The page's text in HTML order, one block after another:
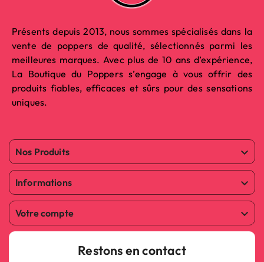
Présents depuis 2013, nous sommes spécialisés dans la
vente de poppers de qualité, sélectionnés parmi les
meilleures marques. Avec plus de 10 ans d’expérience,
La Boutique du Poppers s’engage à vous offrir des
produits fiables, efficaces et sûrs pour des sensations
uniques.
Nos Produits 
Informations 
Votre compte 
Restons en contact